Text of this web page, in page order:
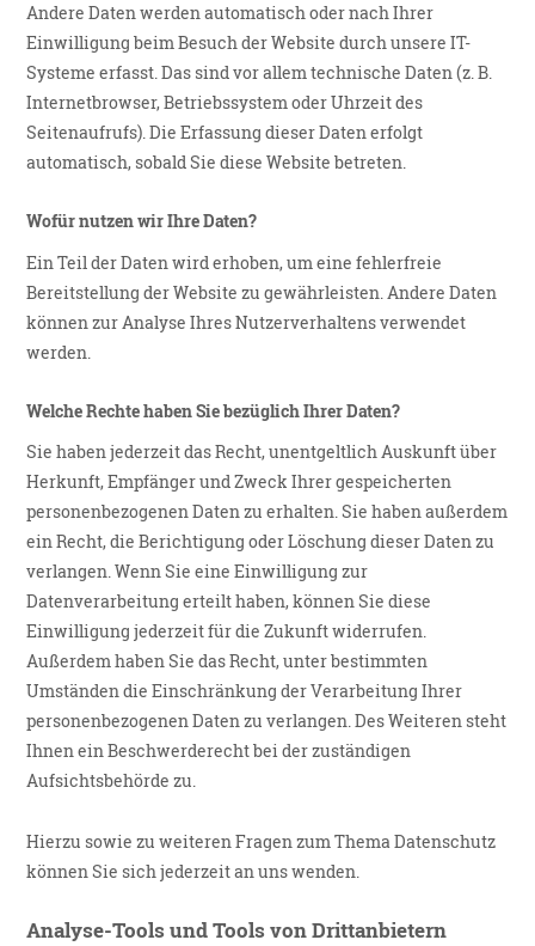
Andere Daten werden automatisch oder nach Ihrer
Einwilligung beim Besuch der Website durch unsere IT-
Systeme erfasst. Das sind vor allem technische Daten (z. B.
Internetbrowser, Betriebssystem oder Uhrzeit des
Seitenaufrufs). Die Erfassung dieser Daten erfolgt
automatisch, sobald Sie diese Website betreten.
Wofür nutzen wir Ihre Daten?
Ein Teil der Daten wird erhoben, um eine fehlerfreie
Bereitstellung der Website zu gewährleisten. Andere Daten
können zur Analyse Ihres Nutzerverhaltens verwendet
werden.
Welche Rechte haben Sie bezüglich Ihrer Daten?
Sie haben jederzeit das Recht, unentgeltlich Auskunft über
Herkunft, Empfänger und Zweck Ihrer gespeicherten
personenbezogenen Daten zu erhalten. Sie haben außerdem
ein Recht, die Berichtigung oder Löschung dieser Daten zu
verlangen. Wenn Sie eine Einwilligung zur
Datenverarbeitung erteilt haben, können Sie diese
Einwilligung jederzeit für die Zukunft widerrufen.
Außerdem haben Sie das Recht, unter bestimmten
Umständen die Einschränkung der Verarbeitung Ihrer
personenbezogenen Daten zu verlangen. Des Weiteren steht
Ihnen ein Beschwerderecht bei der zuständigen
Aufsichtsbehörde zu.
Hierzu sowie zu weiteren Fragen zum Thema Datenschutz
können Sie sich jederzeit an uns wenden.
Analyse-Tools und Tools von Drittanbietern